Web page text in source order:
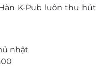
K-Pub luôn thu hút
nhật